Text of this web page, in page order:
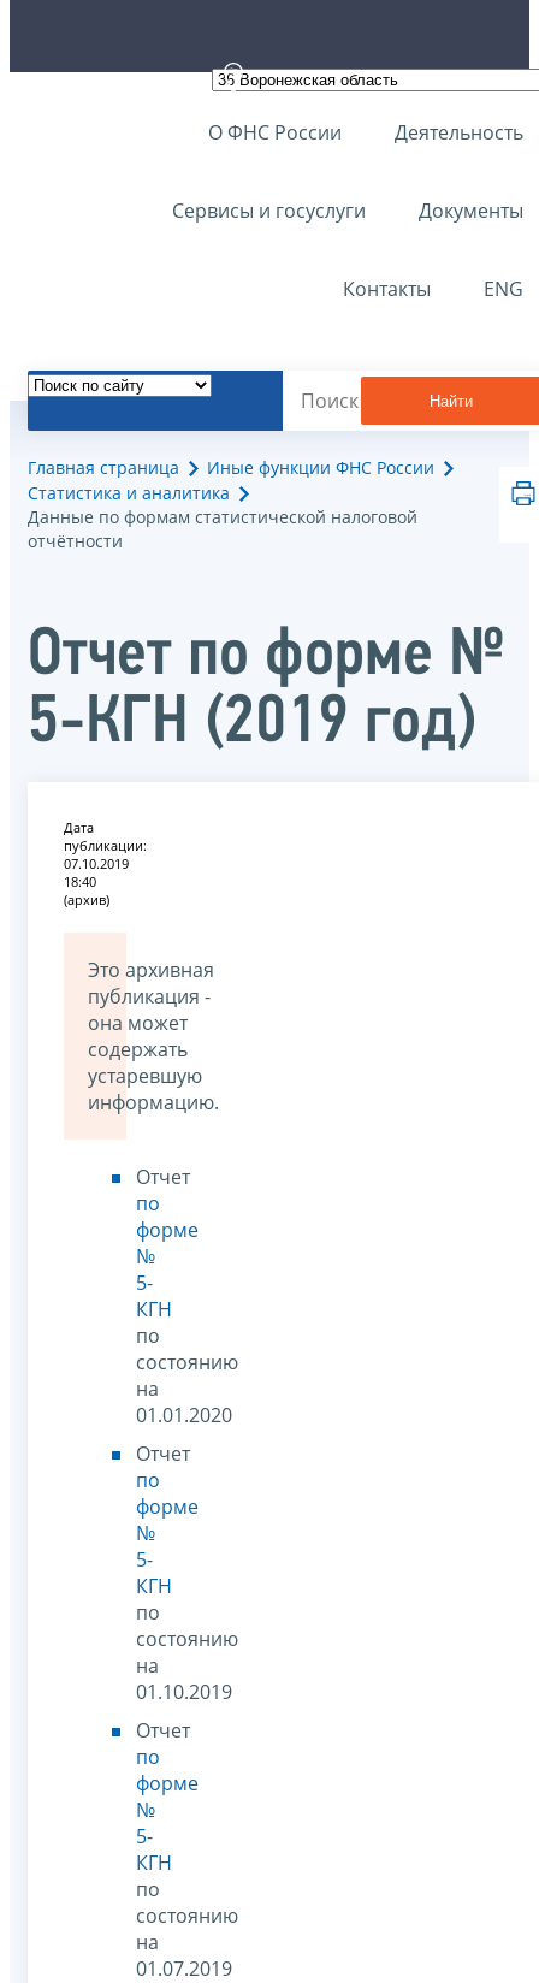
О ФНС России Деятельность
Сервисы и госуслуги Документы
Контакты ENG
Найти
Главная страница
Иные функции ФНС России
Статистика и аналитика
Данные по формам статистической налоговой
отчётности
Отчет по форме №
5-КГН (2019 год)
Дата
публикации:
07.10.2019
18:40
(архив)
Это архивная
публикация -
она может
содержать
устаревшую
информацию.
Отчет
по
форме
№
5-
КГН
по
состоянию
на
01.01.2020
Отчет
по
форме
№
5-
КГН
по
состоянию
на
01.10.2019
Отчет
по
форме
№
5-
КГН
по
состоянию
на
01.07.2019